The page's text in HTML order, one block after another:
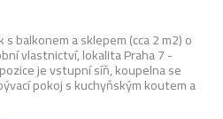
balkonem a sklepem (cca 2 m2) o
vlastnictví, lokalita Praha 7 -
je vstupní síň, koupelna se
pokoj s kuchyňským koutem a